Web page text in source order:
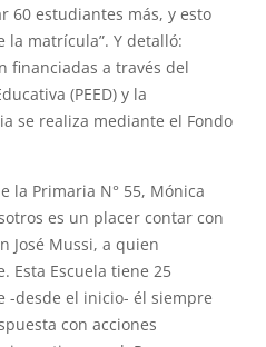
60 estudiantes más, y esto
la matrícula”. Y detalló:
financiadas a través del
(PEED) y la
se realiza mediante el Fondo
la Primaria N° 55, Mónica
es un placer contar con
José Mussi, a quien
Esta Escuela tiene 25
-desde el inicio- él siempre
con acciones